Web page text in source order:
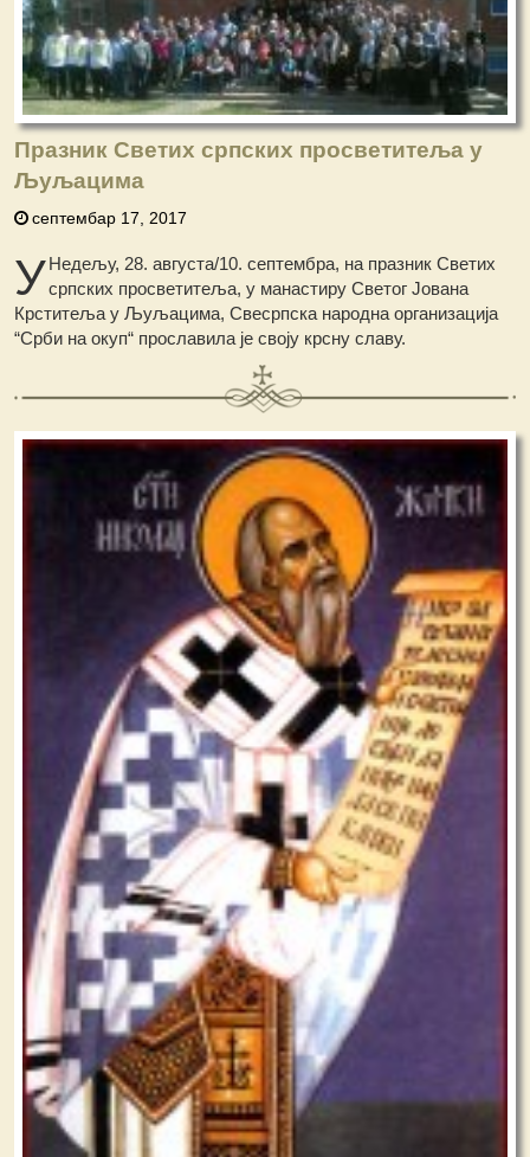
Празник Светих српских просветитеља у
Љуљацима
септембар 17, 2017
УНедељу, 28. августа/10. септембра, на празник Светих
српских просветитеља, у манастиру Светог Јована
Крститеља у Љуљацима, Свесрпска народна организација
“Срби на окуп“ прославила је своју крсну славу.